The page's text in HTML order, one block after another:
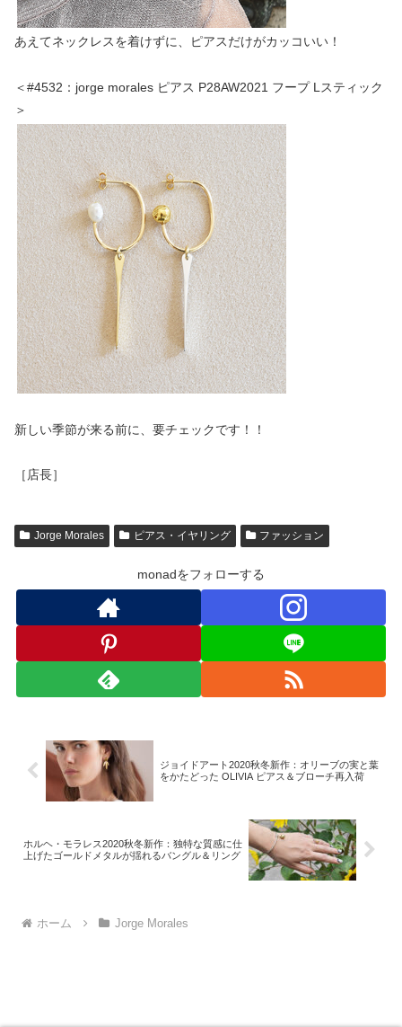
あえてネックレスを着けずに、ピアスだけがカッコいい！
＜#4532：jorge morales ピアス P28AW2021 フープ Lスティック
＞
新しい季節が来る前に、要チェックです！！
［店長］
Jorge Morales ピアス・イヤリング ファッション
monadをフォローする
ジョイドアート2020秋冬新作：オリーブの実と葉
をかたどった OLIVIA ピアス＆ブローチ再入荷
ホルヘ・モラレス2020秋冬新作：独特な質感に仕
上げたゴールドメタルが揺れるバングル＆リング
ホーム Jorge Morales